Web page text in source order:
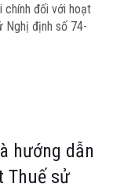
chính đối với hoạt
Nghị định số 74-
hướng dẫn
Thuế sử